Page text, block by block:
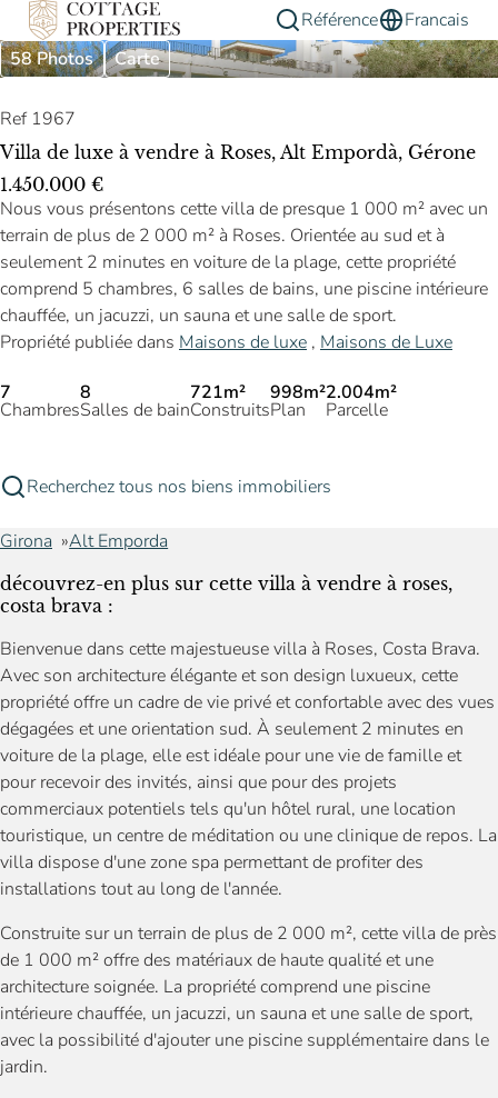
Référence
Francais
58 Photos
Carte
Ref 1967
Villa de luxe à vendre à Roses, Alt Empordà, Gérone
1.450.000 €
Nous vous présentons cette villa de presque 1 000 m² avec un
terrain de plus de 2 000 m² à Roses. Orientée au sud et à
seulement 2 minutes en voiture de la plage, cette propriété
comprend 5 chambres, 6 salles de bains, une piscine intérieure
chauffée, un jacuzzi, un sauna et une salle de sport.
Propriété publiée dans Maisons de luxe , Maisons de Luxe
7
Chambres
8
Salles de bain
721m²
Construits
998m²
Plan
2.004m²
Parcelle
Recherchez tous nos biens immobiliers
Girona Alt Emporda
découvrez-en plus sur cette villa à vendre à roses,
costa brava :
Bienvenue dans cette majestueuse villa à Roses, Costa Brava.
Avec son architecture élégante et son design luxueux, cette
propriété offre un cadre de vie privé et confortable avec des vues
dégagées et une orientation sud. À seulement 2 minutes en
voiture de la plage, elle est idéale pour une vie de famille et
pour recevoir des invités, ainsi que pour des projets
commerciaux potentiels tels qu'un hôtel rural, une location
touristique, un centre de méditation ou une clinique de repos. La
villa dispose d'une zone spa permettant de profiter des
installations tout au long de l'année.
Construite sur un terrain de plus de 2 000 m², cette villa de près
de 1 000 m² offre des matériaux de haute qualité et une
architecture soignée. La propriété comprend une piscine
intérieure chauffée, un jacuzzi, un sauna et une salle de sport,
avec la possibilité d'ajouter une piscine supplémentaire dans le
jardin.